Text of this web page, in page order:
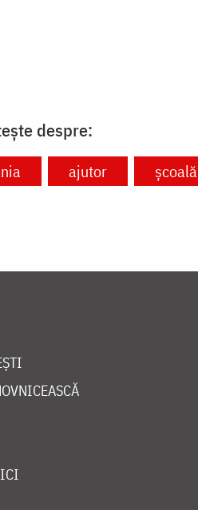
despre:
ajutor școală